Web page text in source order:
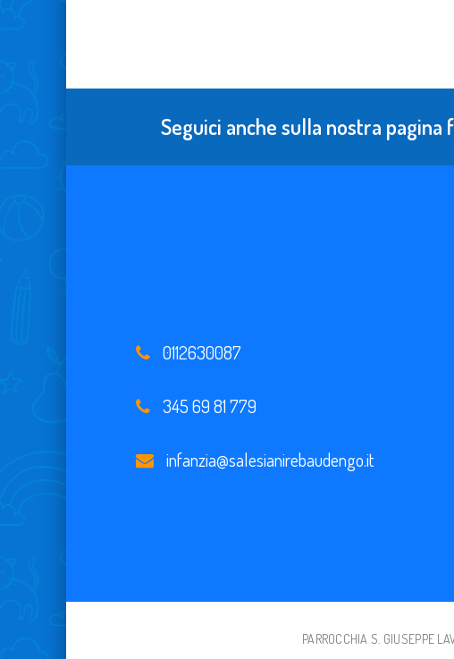
Seguici anche sulla nostra
0112630087
345 69 81 779
infanzia@salesianirebaudengo.it
PARROCCHIA S. GIUSEPPE